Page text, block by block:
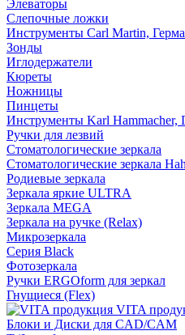
Элеваторы
Слепочные ложки
Инструменты Carl Martin,
Зонды
Иглодержатели
Кюреты
Ножницы
Пинцеты
Инструменты Karl Hammacher,
Ручки для лезвий
Стоматологические зеркала
Стоматологические зеркала
Родиевые зеркала
Зеркала яркие ULTRA
Зеркала MEGA
Зеркала на ручке (Relax)
Микрозеркала
Серия Black
Фотозеркала
Ручки ERGOform для зеркал
Гнущиеся (Flex)
VITA
Блоки и Диски для CAD/CAM